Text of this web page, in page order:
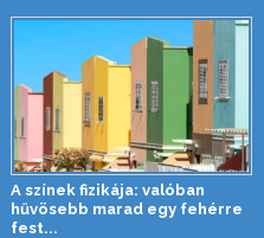
A színek fizikája: valóban
hűvösebb marad egy fehérre
fest...